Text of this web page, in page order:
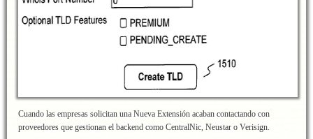
Cuando las empresas solicitan una Nueva Extensión acaban contactando con
proveedores que gestionan el backend como CentralNic, Neustar o Verisign.